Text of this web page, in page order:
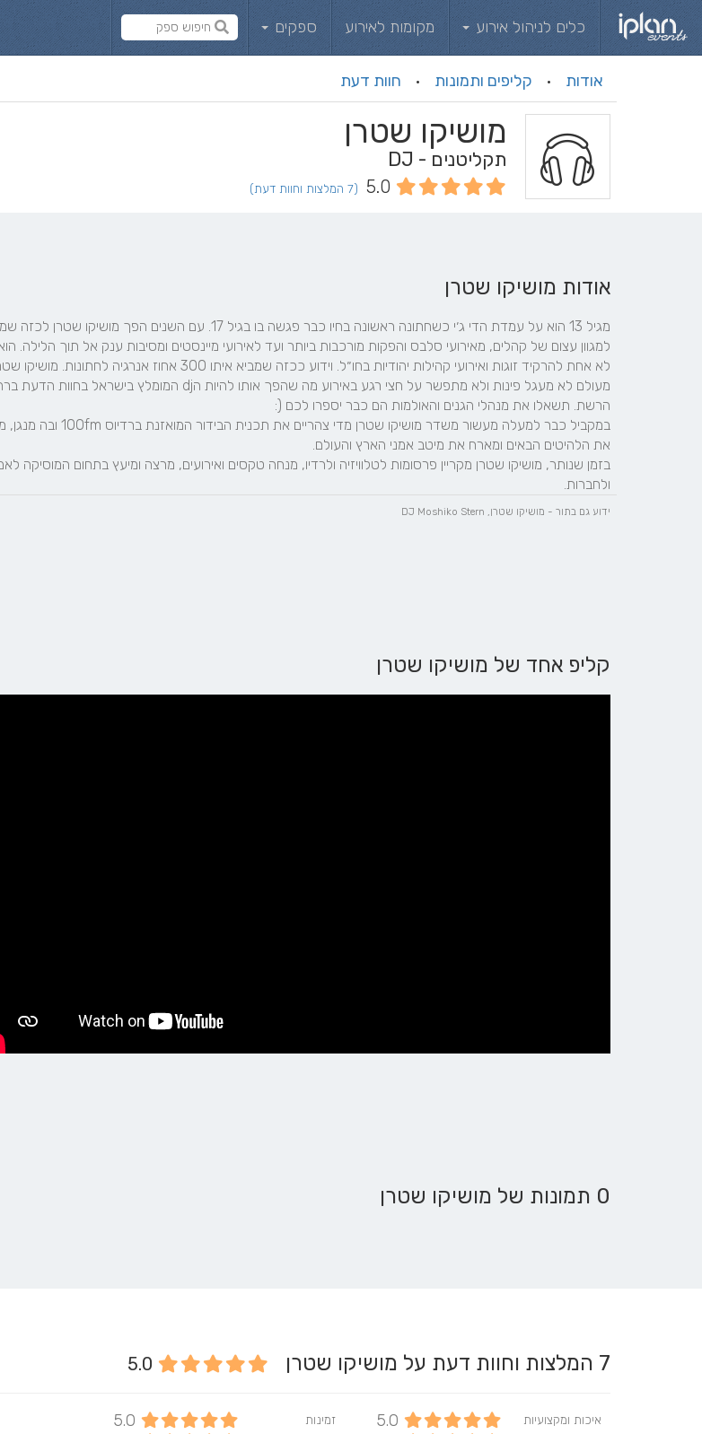
כלים לניהול אירוע מקומות לאירוע ספקים
אודות · קליפים ותמונות · חוות דעת
מושיקו שטרן
תקליטנים - DJ
5.0 (7 המלצות וחוות דעת)
אודות מושיקו שטרן
ולחברות.
ידוע גם בתור - מושיקו שטרן, DJ Moshiko Stern
קליפ אחד של מושיקו שטרן
0 תמונות של מושיקו שטרן
7 המלצות וחוות דעת על מושיקו שטרן 5.0
איכות ומקצועיות 5.0 זמינות 5.0